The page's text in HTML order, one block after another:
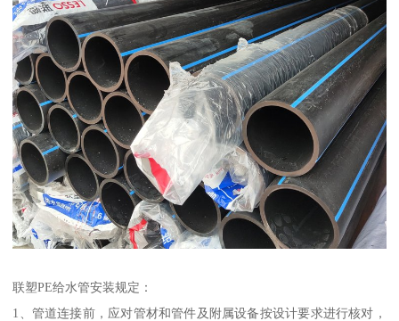
联塑PE给水管安装规定：
1、管道连接前，应对管材和管件及附属设备按设计要求进行核对，